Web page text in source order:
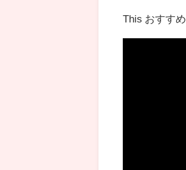
This おすすめ